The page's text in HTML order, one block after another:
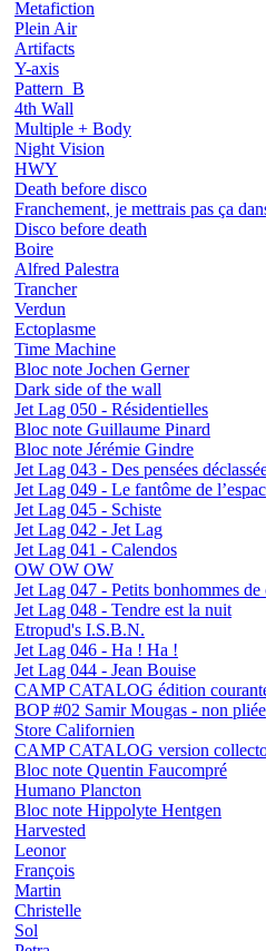
Metafiction
Plein Air
Artifacts
Y-axis
Pattern_B
4th Wall
Multiple + Body
Night Vision
HWY
Death before disco
Franchement, je mettrais pas ça
Disco before death
Boire
Alfred Palestra
Trancher
Verdun
Ectoplasme
Time Machine
Bloc note Jochen Gerner
Dark side of the wall
Jet Lag 050 - Résidentielles
Bloc note Guillaume Pinard
Bloc note Jérémie Gindre
Jet Lag 043 - Des pensées
Jet Lag 049 - Le fantôme de
Jet Lag 045 - Schiste
Jet Lag 042 - Jet Lag
Jet Lag 041 - Calendos
OW OW OW
Jet Lag 047 - Petits bonhommes de
Jet Lag 048 - Tendre est la nuit
Etropud's I.S.B.N.
Jet Lag 046 - Ha ! Ha !
Jet Lag 044 - Jean Bouise
CAMP CATALOG édition
BOP #02 Samir Mougas - non pliée
Store Californien
CAMP CATALOG version
Bloc note Quentin Faucompré
Humano Plancton
Bloc note Hippolyte Hentgen
Harvested
Leonor
François
Martin
Christelle
Sol